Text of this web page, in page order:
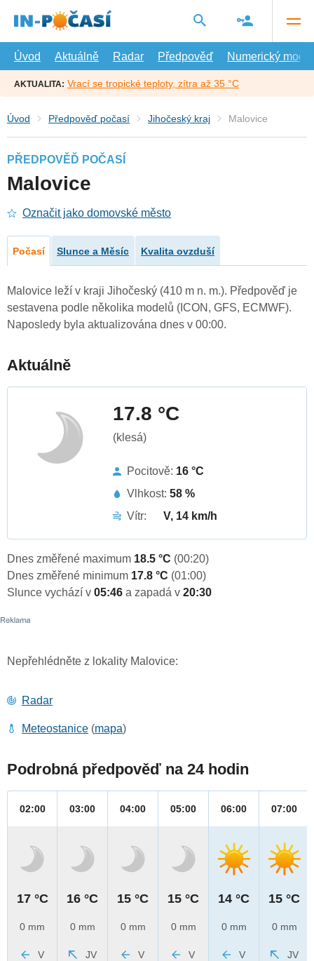
hlavní
Úvod
Aktuálně Radar Předpověď Numerický model
AKTUALITA: Vrací se tropické teploty, zítra až 35 °C
Úvod Předpověď počasí Jihočeský kraj Malovice
PŘEDPOVĚĎ POČASÍ
Malovice
Označit jako domovské město
Počasí Slunce a Měsíc Kvalita ovzduší
Malovice leží v kraji Jihočeský (410 m n. m.). Předpověď je
sestavena podle několika modelů (ICON, GFS, ECMWF).
Naposledy byla aktualizována dnes v 00:00.
Aktuálně
17.8 °C
(klesá)
Pocitově: 16 °C
Vlhkost: 58 %
Vítr:
V, 14 km/h
Dnes změřené maximum 18.5 °C (00:20)
Dnes změřené minimum 17.8 °C (01:00)
Slunce vychází v 05:46 a zapadá v 20:30
Nepřehlédněte z lokality Malovice:
Radar
Meteostanice (mapa)
Podrobná předpověď na 24 hodin
02:00
17 °C
0 mm
V
03:00
16 °C
0 mm
JV
04:00
15 °C
0 mm
V
05:00
15 °C
0 mm
V
06:00
14 °C
0 mm
V
07:00
15 °C
0 mm
JV